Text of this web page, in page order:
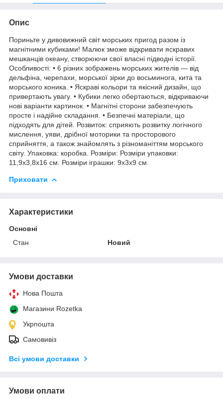
Опис
Пориньте у дивовижний світ морських пригод разом із
магнітними кубиками! Малюк зможе відкривати яскравих
мешканців океану, створюючи свої власні підводні історії.
Особливості: • 6 різних зображень морських жителів — від
дельфіна, черепахи, морської зірки до восьминога, кита та
морського коника. • Яскраві кольори та якісний дизайн, що
привертають увагу. • Кубики легко обертаються, відкриваючи
нові варіанти картинок. • Магнітні сторони забезпечують
просте і надійне складання. • Безпечні матеріали, що
підходять для дітей. Розвиток: сприяють розвитку логічного
мислення, уяви, дрібної моторики та просторового
сприйняття, а також знайомлять з різноманіттям морського
світу. Упаковка: коробка. Розміри: Розміри упаковки:
11,9х3,8х16 см. Розміри іграшки: 9х3х9 см.
Приховати
Характеристики
Основні
Стан
Новий
Умови доставки
Нова Пошта
Магазини Rozetka
Укрпошта
Самовивіз
Всі умови доставки
Умови оплати